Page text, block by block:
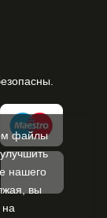
файлы
нашего
вы
на